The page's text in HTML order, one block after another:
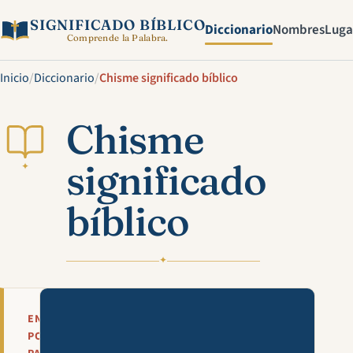
SIGNIFICADO BÍBLICO
Comprende la Palabra. DiccionarioNombres
Inicio/Diccionario/Chisme significado bíblico
✦
Chisme
significado
bíblico
✦
EN
POCAS
Mira esta explicación en